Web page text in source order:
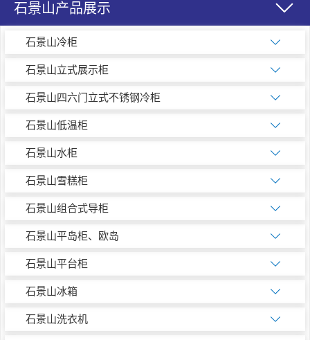
石景山产品展示
石景山冷柜
石景山立式展示柜
石景山四六门立式不锈钢冷柜
石景山低温柜
石景山水柜
石景山雪糕柜
石景山组合式导柜
石景山平岛柜、欧岛
石景山平台柜
石景山冰箱
石景山洗衣机